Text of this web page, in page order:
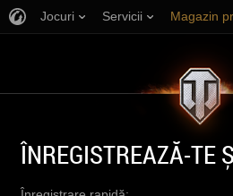
Jocuri Servicii Magazin
ÎNREGISTREAZĂ-TE